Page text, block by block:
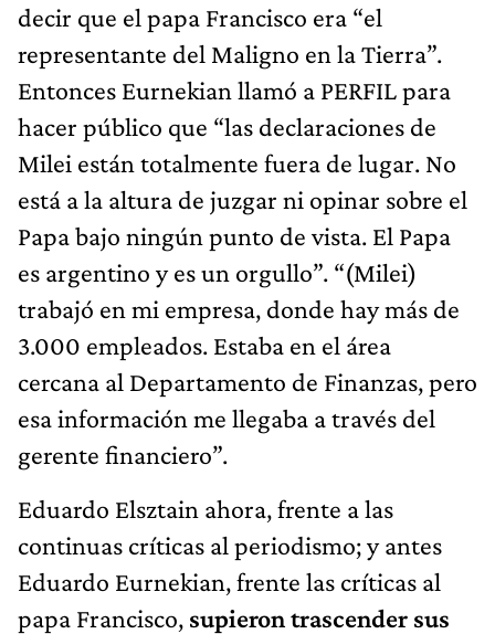
decir que el papa Francisco era “el
representante del Maligno en la Tierra”.
Entonces Eurnekian llamó a PERFIL para
hacer público que “las declaraciones de
Milei están totalmente fuera de lugar. No
está a la altura de juzgar ni opinar sobre el
Papa bajo ningún punto de vista. El Papa
es argentino y es un orgullo”. “(Milei)
trabajó en mi empresa, donde hay más de
3.000 empleados. Estaba en el área
cercana al Departamento de Finanzas, pero
esa información me llegaba a través del
gerente financiero”.
Eduardo Elsztain ahora, frente a las
continuas críticas al periodismo; y antes
Eduardo Eurnekian, frente las críticas al
papa Francisco, supieron trascender sus